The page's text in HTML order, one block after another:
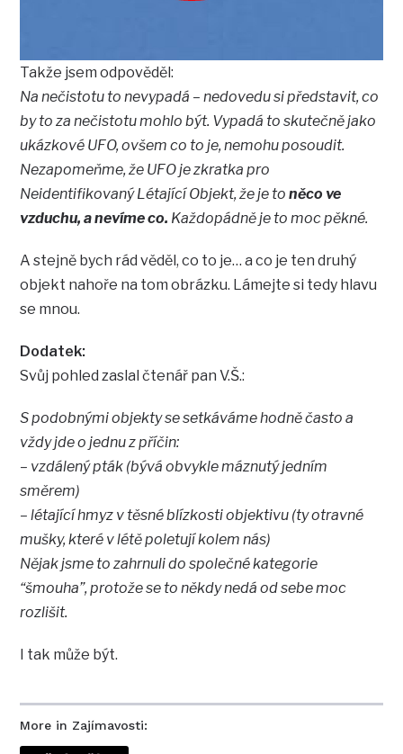
More in Zajímavosti:
Takže jsem odpověděl:
Na nečistotu to nevypadá – nedovedu si představit, co
by to za nečistotu mohlo být. Vypadá to skutečně jako
ukázkové UFO, ovšem co to je, nemohu posoudit.
Nezapomeňme, že UFO je zkratka pro
Neidentifikovaný Létající Objekt, že je to něco ve
vzduchu, a nevíme co. Každopádně je to moc pěkné.
A stejně bych rád věděl, co to je… a co je ten druhý
objekt nahoře na tom obrázku. Lámejte si tedy hlavu
se mnou.
Dodatek:
Svůj pohled zaslal čtenář pan V.Š.:
S podobnými objekty se setkáváme hodně často a
vždy jde o jednu z příčin:
– vzdálený pták (bývá obvykle máznutý jedním
směrem)
– létající hmyz v těsné blízkosti objektivu (ty otravné
mušky, které v létě poletují kolem nás)
Nějak jsme to zahrnuli do společné kategorie
“šmouha”, protože se to někdy nedá od sebe moc
rozlišit.
I tak může být.